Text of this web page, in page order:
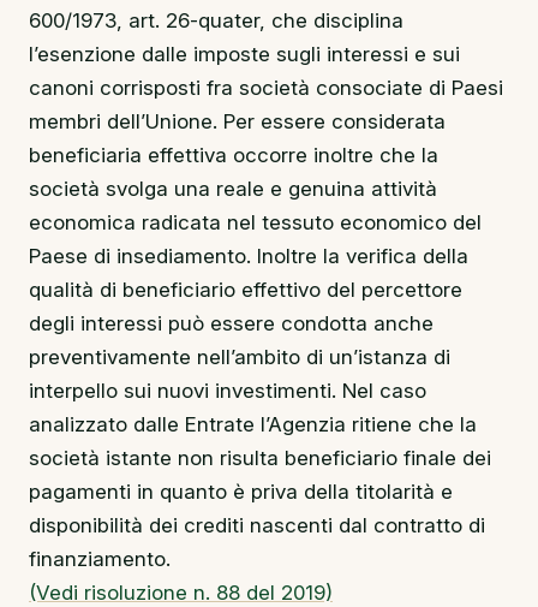
600/1973, art. 26-quater, che disciplina
l’esenzione dalle imposte sugli interessi e sui
canoni corrisposti fra società consociate di Paesi
membri dell’Unione. Per essere considerata
beneficiaria effettiva occorre inoltre che la
società svolga una reale e genuina attività
economica radicata nel tessuto economico del
Paese di insediamento. Inoltre la verifica della
qualità di beneficiario effettivo del percettore
degli interessi può essere condotta anche
preventivamente nell’ambito di un’istanza di
interpello sui nuovi investimenti. Nel caso
analizzato dalle Entrate l’Agenzia ritiene che la
società istante non risulta beneficiario finale dei
pagamenti in quanto è priva della titolarità e
disponibilità dei crediti nascenti dal contratto di
finanziamento.
(Vedi risoluzione n. 88 del 2019)